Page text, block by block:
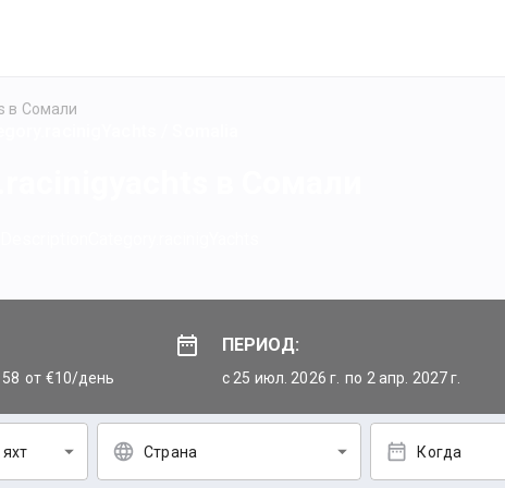
от €10/день
ПЕРИОД:
c 25 июл. 2026 г. по 2 апр. 2027 г.
Страна Когда